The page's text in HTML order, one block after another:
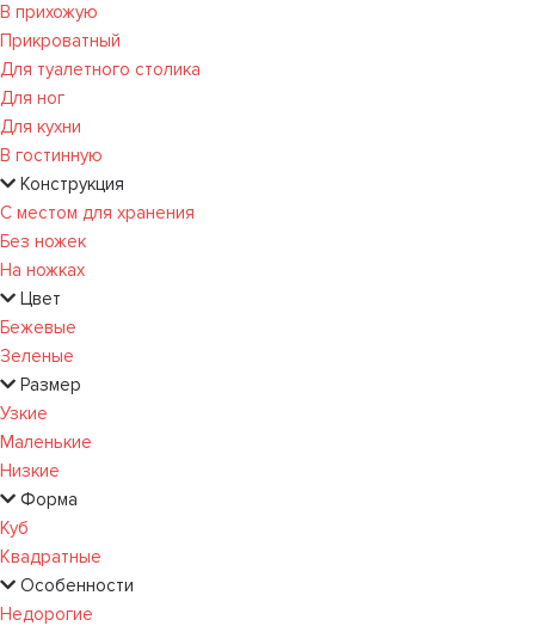
В прихожую
Прикроватный
Для туалетного столика
Для ног
Для кухни
В гостинную
Конструкция
С местом для хранения
Без ножек
На ножках
Цвет
Бежевые
Зеленые
Размер
Узкие
Маленькие
Низкие
Форма
Куб
Квадратные
Особенности
Недорогие